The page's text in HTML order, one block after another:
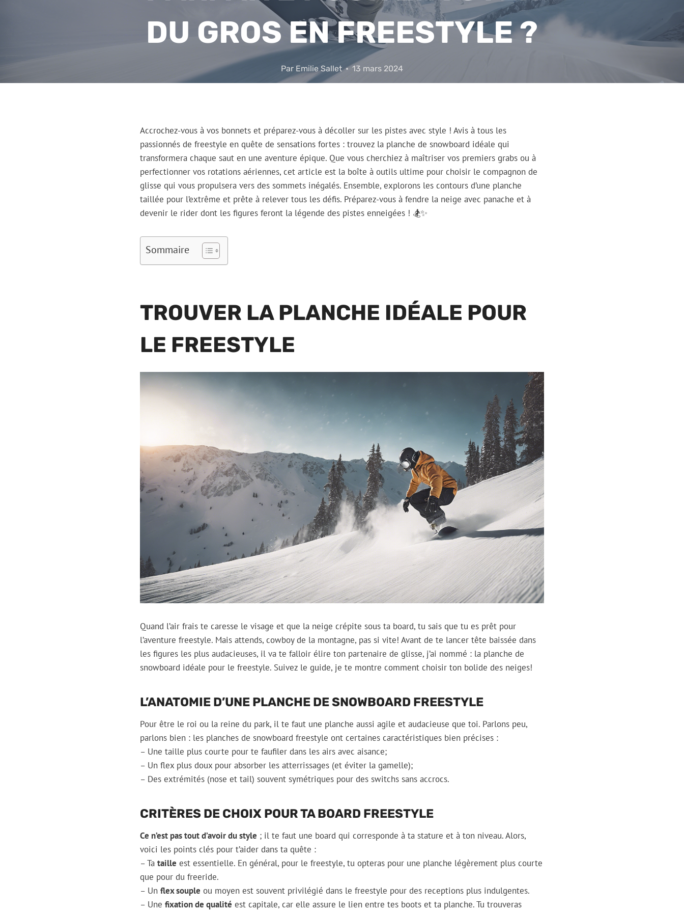
DU GROS EN FREESTYLE ?
Par Emilie Sallet 13 mars 2024
Accrochez-vous à vos bonnets et préparez-vous à décoller sur les pistes avec style ! Avis à tous les
passionnés de freestyle en quête de sensations fortes : trouvez la planche de snowboard idéale qui
transformera chaque saut en une aventure épique. Que vous cherchiez à maîtriser vos premiers grabs ou à
perfectionner vos rotations aériennes, cet article est la boîte à outils ultime pour choisir le compagnon de
glisse qui vous propulsera vers des sommets inégalés. Ensemble, explorons les contours d’une planche
taillée pour l’extrême et prête à relever tous les défis. Préparez-vous à fendre la neige avec panache et à
devenir le rider dont les figures feront la légende des pistes enneigées ! 🏂✨
Sommaire
TROUVER LA PLANCHE IDÉALE POUR
LE FREESTYLE
Quand l’air frais te caresse le visage et que la neige crépite sous ta board, tu sais que tu es prêt pour
l’aventure freestyle. Mais attends, cowboy de la montagne, pas si vite! Avant de te lancer tête baissée dans
les figures les plus audacieuses, il va te falloir élire ton partenaire de glisse, j’ai nommé : la planche de
snowboard idéale pour le freestyle. Suivez le guide, je te montre comment choisir ton bolide des neiges!
L’ANATOMIE D’UNE PLANCHE DE SNOWBOARD FREESTYLE
Pour être le roi ou la reine du park, il te faut une planche aussi agile et audacieuse que toi. Parlons peu,
parlons bien : les planches de snowboard freestyle ont certaines caractéristiques bien précises :
– Une taille plus courte pour te faufiler dans les airs avec aisance;
– Un flex plus doux pour absorber les atterrissages (et éviter la gamelle);
– Des extrémités (nose et tail) souvent symétriques pour des switchs sans accrocs.
CRITÈRES DE CHOIX POUR TA BOARD FREESTYLE
Ce n’est pas tout d’avoir du style ; il te faut une board qui corresponde à ta stature et à ton niveau. Alors,
voici les points clés pour t’aider dans ta quête :
– Ta taille est essentielle. En général, pour le freestyle, tu opteras pour une planche légèrement plus courte
que pour du freeride.
– Un flex souple ou moyen est souvent privilégié dans le freestyle pour des receptions plus indulgentes.
– Une fixation de qualité est capitale, car elle assure le lien entre tes boots et ta planche. Tu trouveras